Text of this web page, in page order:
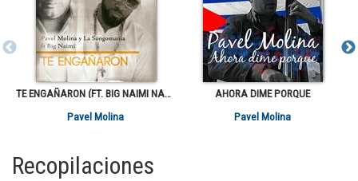
TE ENGAÑARON (FT. BIG NAIMI NAGASAKI)
Pavel Molina
AHORA DIME PORQUE
Pavel Molina
Recopilaciones